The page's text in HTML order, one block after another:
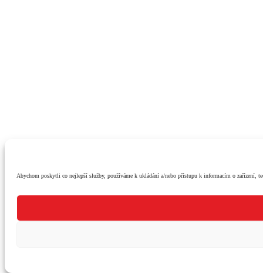
Abychom poskytli co nejlepší služby, používáme k ukládání a/nebo přístupu k informacím o zařízení,